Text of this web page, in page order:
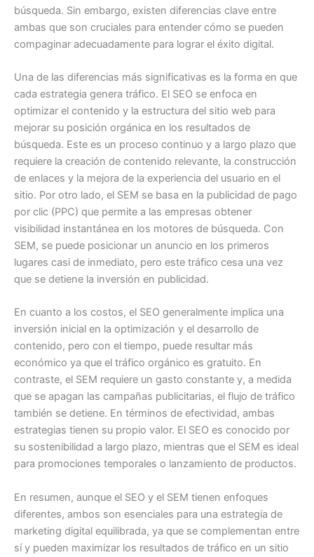
búsqueda. Sin embargo, existen diferencias clave entre
ambas que son cruciales para entender cómo se pueden
compaginar adecuadamente para lograr el éxito digital.
Una de las diferencias más significativas es la forma en que
cada estrategia genera tráfico. El SEO se enfoca en
optimizar el contenido y la estructura del sitio web para
mejorar su posición orgánica en los resultados de
búsqueda. Este es un proceso continuo y a largo plazo que
requiere la creación de contenido relevante, la construcción
de enlaces y la mejora de la experiencia del usuario en el
sitio. Por otro lado, el SEM se basa en la publicidad de pago
por clic (PPC) que permite a las empresas obtener
visibilidad instantánea en los motores de búsqueda. Con
SEM, se puede posicionar un anuncio en los primeros
lugares casi de inmediato, pero este tráfico cesa una vez
que se detiene la inversión en publicidad.
En cuanto a los costos, el SEO generalmente implica una
inversión inicial en la optimización y el desarrollo de
contenido, pero con el tiempo, puede resultar más
económico ya que el tráfico orgánico es gratuito. En
contraste, el SEM requiere un gasto constante y, a medida
que se apagan las campañas publicitarias, el flujo de tráfico
también se detiene. En términos de efectividad, ambas
estrategias tienen su propio valor. El SEO es conocido por
su sostenibilidad a largo plazo, mientras que el SEM es ideal
para promociones temporales o lanzamiento de productos.
En resumen, aunque el SEO y el SEM tienen enfoques
diferentes, ambos son esenciales para una estrategia de
marketing digital equilibrada, ya que se complementan entre
sí y pueden maximizar los resultados de tráfico en un sitio